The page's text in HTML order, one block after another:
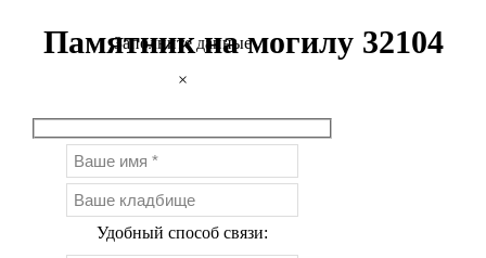
Памятник на могилу 32104
Заполните данные
×
Удобный способ связи: